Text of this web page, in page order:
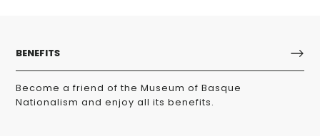
BENEFITS
Become a friend of the Museum of Basque
Nationalism and enjoy all its benefits.